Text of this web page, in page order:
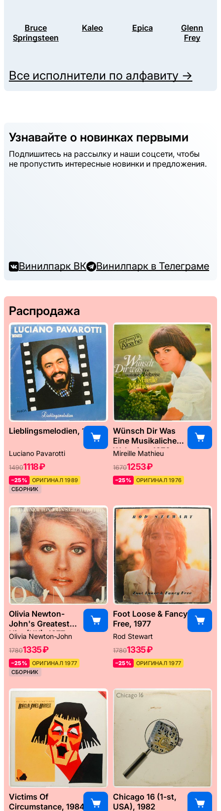
Bruce
Springsteen
Kaleo Epica
Glenn
Frey
Все исполнители по алфавиту →
Узнавайте о новинках первыми
Подпишитесь на рассылку и наши соцсети, чтобы
не пропустить интересные новинки и предложения.
Винилпарк ВК Винилпарк в Телеграме
Распродажа
Lieblingsmelodien, 1989
Luciano Pavarotti
14901118 ₽
–25%
ОРИГИНАЛ 1989
СБОРНИК
Wünsch Dir Was
Eine Musikaliche
Weltreise, 1976
Mireille Mathieu
16701253 ₽
–25% ОРИГИНАЛ 1976
Olivia Newton-
John's Greatest
Hits (UK), 1977
Olivia Newton-John
17801335 ₽
–25%
ОРИГИНАЛ 1977
СБОРНИК
Foot Loose & Fancy
Free, 1977
Rod Stewart
17801335 ₽
–25% ОРИГИНАЛ 1977
Victims Of
Circumstance, 1984
Chicago 16 (1-st,
USA), 1982